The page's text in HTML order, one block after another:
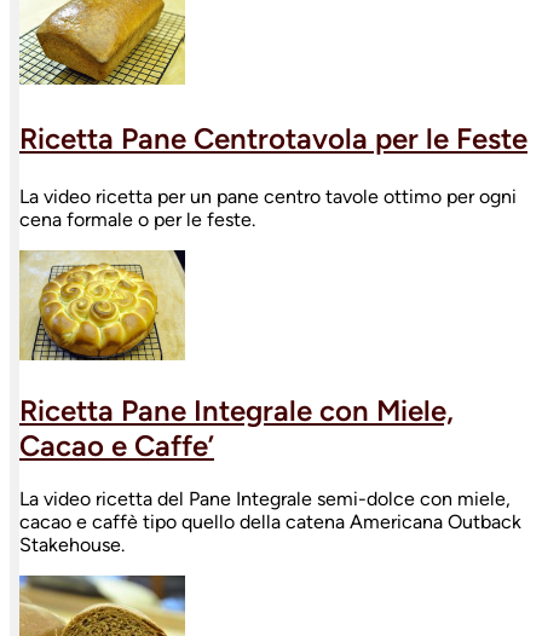
Ricetta Pane Centrotavola per le Feste
La video ricetta per un pane centro tavole ottimo per ogni
cena formale o per le feste.
Ricetta Pane Integrale con Miele,
Cacao e Caffe’
La video ricetta del Pane Integrale semi-dolce con miele,
cacao e caffè tipo quello della catena Americana Outback
Stakehouse.